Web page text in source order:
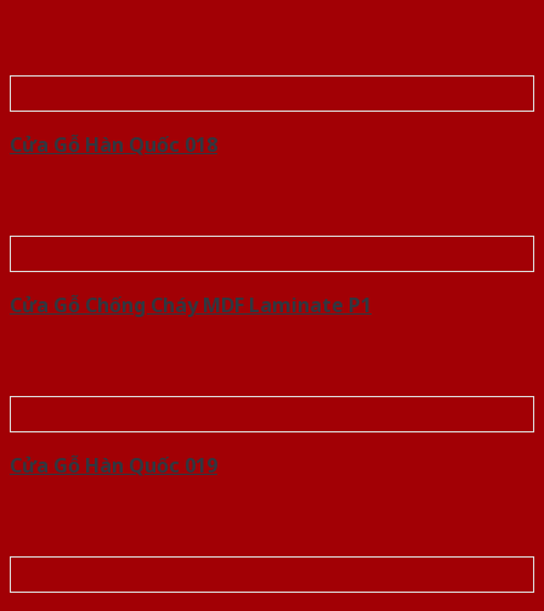
Cửa Gỗ Hàn Quốc 018
Cửa Gỗ Chống Cháy MDF Laminate P1
Cửa Gỗ Hàn Quốc 019